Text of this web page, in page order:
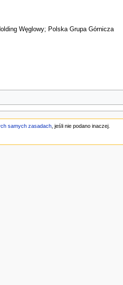
Węglowy; Polska Grupa Górnicza
samych zasadach, jeśli nie podano inaczej.